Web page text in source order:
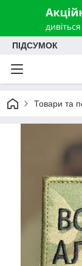
ПІДСУМОК
Товари та